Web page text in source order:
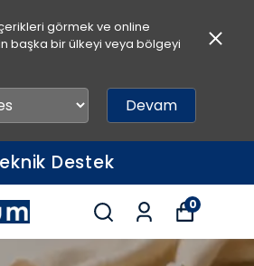
görmek ve online
başka bir ülkeyi veya bölgeyi
Devam
Teslimat
0